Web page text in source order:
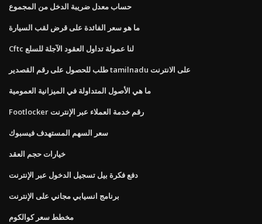
حساب معدل ضريبة الدخل من المجموع
ما هو سعر الفائدة على قرض لقب السيارة
Cftc لنا عمولة تداول العقود الآجلة للسلع
طلب للحصول على رقم القصدير tamilnadu على الانترنت
ما هي الأصول المتداولة في الميزانية العمومية
Footlocker رقم خدمة العملاء عبر الإنترنت
سعر السهم المستهدف فيسبوك
خيارات حجم العقد
دفع فكرة بيل تسجيل الدخول عبر الإنترنت
برنامج انسيابي مجاني على الإنترنت
مخطط سعر كوالكوم